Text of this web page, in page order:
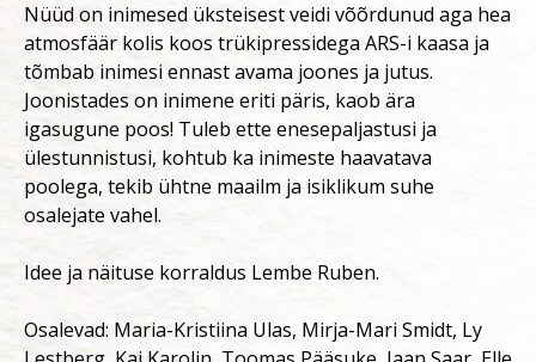
Nüüd on inimesed üksteisest veidi võõrdunud aga hea
atmosfäär kolis koos trükipressidega ARS-i kaasa ja
tõmbab inimesi ennast avama joones ja jutus.
Joonistades on inimene eriti päris, kaob ära
igasugune poos! Tuleb ette enesepaljastusi ja
ülestunnistusi, kohtub ka inimeste haavatava
poolega, tekib ühtne maailm ja isiklikum suhe
osalejate vahel.
Idee ja näituse korraldus Lembe Ruben.
Osalevad: Maria-Kristiina Ulas, Mirja-Mari Smidt, Ly